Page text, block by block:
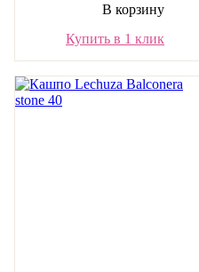
В корзину
Купить в 1 клик